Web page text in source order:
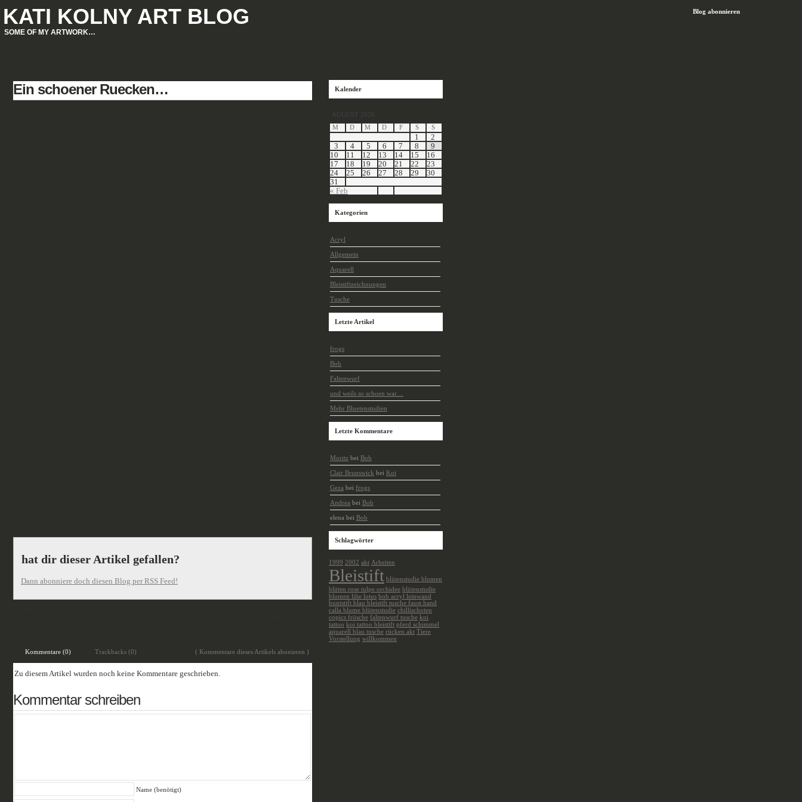
KATI KOLNY ART BLOG
SOME OF MY ARTWORK…
Blog abonnieren
Ein schoener Ruecken…
hat dir dieser Artikel gefallen?
Dann abonniere doch diesen Blog per RSS Feed!
Kommentare (0) Trackbacks (0) ( Kommentare dieses Artikels abonieren )
Zu diesem Artikel wurden noch keine Kommentare geschrieben.
Kommentar schreiben
Name (benötigt)
Kalender
AUGUST 2026
M
D M D F S S
« Feb
1
2
3
4 5 6 7 8
9
10
11 12 13 14 15
16
17
18 19 20 21 22
23
24
25 26 27 28 29
30
31
Kategorien
Acryl
Allgemein
Aquarell
Bleistiftzeichnungen
Tusche
Letzte Artikel
frogs
Bob
Faltenwurf
und weils so schoen war…
Mehr Bluetenstudien
Letzte Kommentare
Moritz bei Bob
Clair Brunswick bei Koi
Geza bei frogs
Andrea bei Bob
elena bei Bob
Schlagwörter
1999 2002 akt Arbeiten
Bleistift blütenstudie blumen
blüten rose tulpe orchidee blütenstudie
blumen lilie lotus bob acryl leinwand
buntstift blau bleistift tusche faust hand
calla blume blütenstudie chillischoten
copics frösche faltenwurf tusche koi
tattoo koi tattoo bleistift pferd schimmel
aquarell blau tusche rücken akt Tiere
Vorstellung willkommen